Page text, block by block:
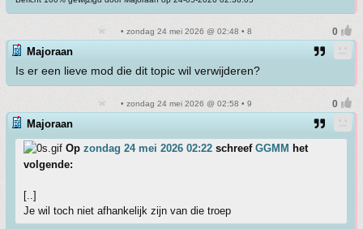
• zondag 24 mei 2026 @ 02:48 • 8
Majoraan
Is er een lieve mod die dit topic wil verwijderen?
• zondag 24 mei 2026 @ 02:58 • 9
Majoraan
Op zondag 24 mei 2026 02:22 schreef GGMM het
volgende:
[..]
Je wil toch niet afhankelijk zijn van die troep